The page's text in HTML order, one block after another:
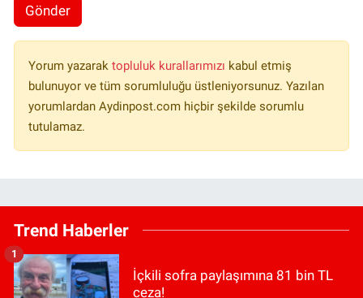
Gönder
Yorum yazarak topluluk kurallarımızı kabul etmiş
bulunuyor ve tüm sorumluluğu üstleniyorsunuz. Yazılan
yorumlardan Aydinpost.com hiçbir şekilde sorumlu
tutulamaz.
Trend Haberler
İçkili sofra paylaşımına 81 bin TL
ceza!
1